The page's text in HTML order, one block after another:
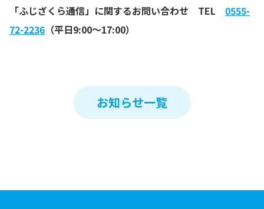
「ふじざくら通信」に関するお問い合わせ TEL 0555-
72-2236 （平日9:00～17:00）
お知らせ一覧